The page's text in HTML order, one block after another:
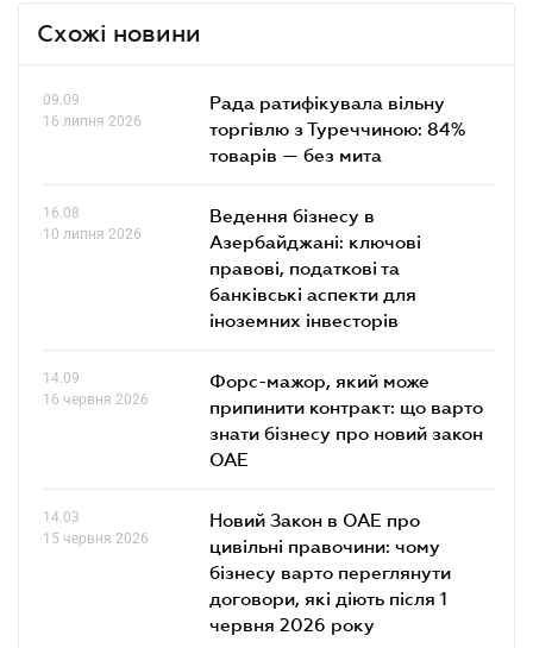
Схожі новини
09.09
16 липня 2026
Рада ратифікувала вільну
торгівлю з Туреччиною: 84%
товарів — без мита
16.08
10 липня 2026
Ведення бізнесу в
Азербайджані: ключові
правові, податкові та
банківські аcпекти для
іноземних інвесторів
14.09
16 червня 2026
Форс-мажор, який може
припинити контракт: що варто
знати бізнесу про новий закон
ОАЕ
14.03
15 червня 2026
Новий Закон в ОАЕ про
цивільні правочини: чому
бізнесу варто переглянути
договори, які діють після 1
червня 2026 року